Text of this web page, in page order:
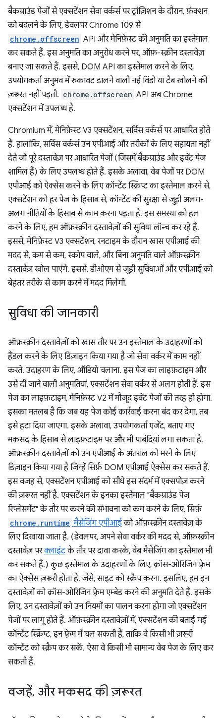
बैकग्राउंड पेजों से एक्सटेंशन सेवा वर्कर्स पर ट्रांज़िशन के दौरान, फ़ंक्शन
को बदलने के लिए, डेवलपर Chrome 109 से
chrome.offscreen API और मेनिफ़ेस्ट की अनुमति का इस्तेमाल
कर सकते हैं. इस अनुमति का अनुरोध करने पर, ऑफ़-स्क्रीन दस्तावेज़
बनाए जा सकते हैं. इससे, DOM API का इस्तेमाल करने के लिए,
उपयोगकर्ता अनुभव में रुकावट डालने वाली नई विंडो या टैब खोलने की
ज़रूरत नहीं पड़ती. chrome.offscreen API अब Chrome
एक्सटेंशन में उपलब्ध है.
Chromium में, मेनिफ़ेस्ट V3 एक्सटेंशन, सर्विस वर्कर्स पर आधारित होते
हैं. हालांकि, सर्विस वर्कर्स उन एपीआई और तरीकों के लिए सहायता नहीं
देते जो पूरे दस्तावेज़ पर आधारित पेजों (जिसमें बैकग्राउंड और इवेंट पेज
शामिल हैं) के लिए उपलब्ध होते हैं. इसके अलावा, वेब पेजों पर DOM
एपीआई को ऐक्सेस करने के लिए कॉन्टेंट स्क्रिप्ट का इस्तेमाल करने से,
एक्सटेंशन को हर पेज के हिसाब से, कॉन्टेंट की सुरक्षा से जुड़ी अलग-
अलग नीतियों के हिसाब से काम करना पड़ता है. इस समस्या को हल
करने के लिए, हम ऑफ़स्क्रीन दस्तावेज़ों की सुविधा लॉन्च कर रहे हैं.
इससे, मेनिफ़ेस्ट V3 एक्सटेंशन, रनटाइम के दौरान खास एपीआई की
मदद से, कम से कम, स्कोप वाले, और बिना अनुमति वाले ऑफ़स्क्रीन
दस्तावेज़ खोल पाएंगे. इससे, डीओएम से जुड़ी सुविधाओं और एपीआई को
बेहतर तरीके से काम करने में मदद मिलेगी.
सुविधा की जानकारी
ऑफ़स्क्रीन दस्तावेज़ों को खास तौर पर उन इस्तेमाल के उदाहरणों को
हैंडल करने के लिए डिज़ाइन किया गया है जो सेवा वर्कर में काम नहीं
करते. उदाहरण के लिए, ऑडियो चलाना. इस पेज का लाइफ़टाइम और
उसे दी जाने वाली अनुमतियां, एक्सटेंशन सेवा वर्कर से अलग होती हैं. इस
पेज का लाइफ़टाइम, मेनिफ़ेस्ट V2 में मौजूद इवेंट पेजों की तरह ही होगा.
इसका मतलब है कि जब यह पेज कोई कार्रवाई करना बंद कर देगा, तब
इसे हटा दिया जाएगा. इसके अलावा, उपयोगकर्ता एजेंट, बताए गए
मकसद के हिसाब से लाइफ़टाइम पर और भी पाबंदियां लगा सकता है.
ऑफ़स्क्रीन दस्तावेज़ों को उन एपीआई के अंतराल को भरने के लिए
डिज़ाइन किया गया है जिन्हें सिर्फ़ DOM एपीआई ऐक्सेस कर सकते हैं.
इस वजह से, एक्सटेंशन एपीआई को सीधे इस संदर्भ में एक्सपोज़ करने
की ज़रूरत नहीं है. एक्सटेंशन के इनका इस्तेमाल "बैकग्राउंड पेज
रिप्लेसमेंट" के तौर पर करने की संभावना को कम करने के लिए, सिर्फ़
chrome.runtime मैसेजिंग एपीआईको ऑफ़स्क्रीन दस्तावेज़ के
लिए दिखाया जाता है. (डेवलपर, अपने सेवा वर्कर की मदद से, ऑफ़स्क्रीन
दस्तावेज़ परक्लाइंटके तौर पर दावा करके, वेब मैसेजिंग का इस्तेमाल भी
कर सकते हैं.) कुछ इस्तेमाल के उदाहरणों के लिए, क्रॉस-ओरिजिन फ़्रेम
का ऐक्सेस ज़रूरी होता है. जैसे, साइट को स्क्रैप करना. इसलिए, हम इन
दस्तावेज़ों को क्रॉस-ओरिजिन फ़्रेम एम्बेड करने की अनुमति देते हैं. इसके
लिए, उन दस्तावेज़ों को उन नियमों का पालन करना होगा जो एक्सटेंशन
पेजों पर लागू होते हैं. ऑफ़स्क्रीन दस्तावेज़ों में, एक्सटेंशन की बताई गई
कॉन्टेंट स्क्रिप्ट, इन फ़्रेम में चल सकती हैं, ताकि वे किसी भी ज़रूरी
कॉन्टेंट को स्क्रैप कर सकें. ऐसा वे किसी भी सामान्य वेब पेज के लिए कर
सकती हैं.
वजहें, और मकसद की ज़रूरत